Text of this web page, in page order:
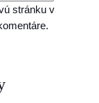
stránku v